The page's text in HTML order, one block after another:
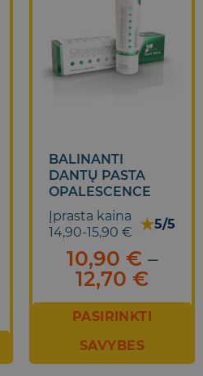
BALINANTI
DANTŲ PASTA
OPALESCENCE
Įprasta kaina
14,90-15,90 € ★5/5
10,90 € –
12,70 €Price
PASIRINKTI
SAVYBES
This